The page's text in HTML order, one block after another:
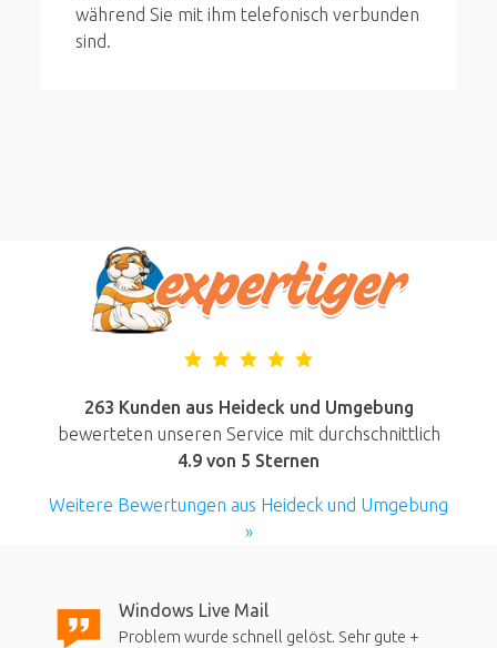
während Sie mit ihm telefonisch verbunden
sind.
263 Kunden aus Heideck und Umgebung
bewerteten unseren Service mit durchschnittlich
4.9 von 5 Sternen
Weitere Bewertungen aus Heideck und Umgebung
»
Windows Live Mail
Problem wurde schnell gelöst. Sehr gute +